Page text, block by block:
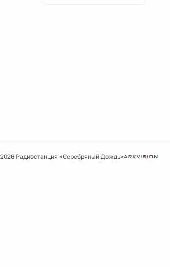
2026 Радиостанция «Серебряный Дождь»